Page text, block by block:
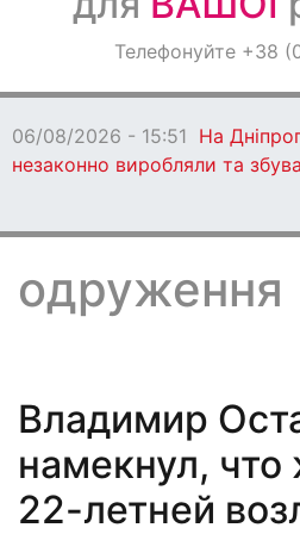
ОголошенняТелефонуйте +38
06/08/2026 - 15:51 На
незаконно виробляли та
одруження
Владимир
намекнул, что
22-летней